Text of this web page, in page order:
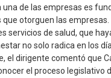
una de las empresas es
otorguen las
servicios de salud, que
no solo radica en los
el dirigente comentó que
el proceso